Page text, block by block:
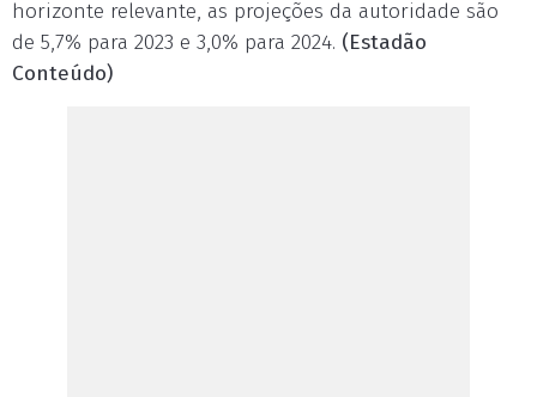
horizonte relevante, as projeções da autoridade são
de 5,7% para 2023 e 3,0% para 2024. (Estadão
Conteúdo)